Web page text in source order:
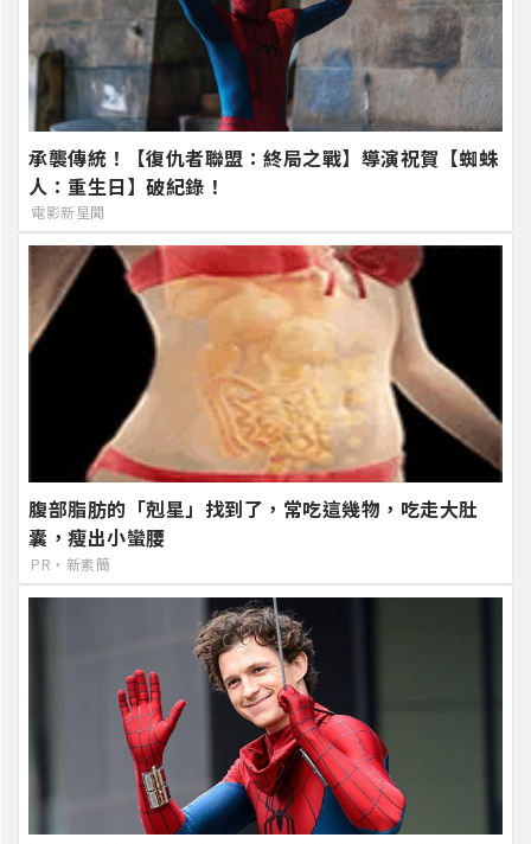
承襲傳統！【復仇者聯盟：終局之戰】導演祝賀【蜘蛛
人：重生日】破紀錄！
電影新星聞
腹部脂肪的「剋星」找到了，常吃這幾物，吃走大肚
囊，瘦出小蠻腰
PR・新素簡